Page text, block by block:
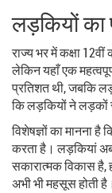
लड़कियों
राज्य भर में कक्षा
लेकिन यहाँ एक
प्रतिशत थी, जबकि
कि लड़कियों ने लड़कों
विशेषज्ञों का मानना
करता है। लड़कियां
सकारात्मक विकास
अभी भी महसूस होती है।